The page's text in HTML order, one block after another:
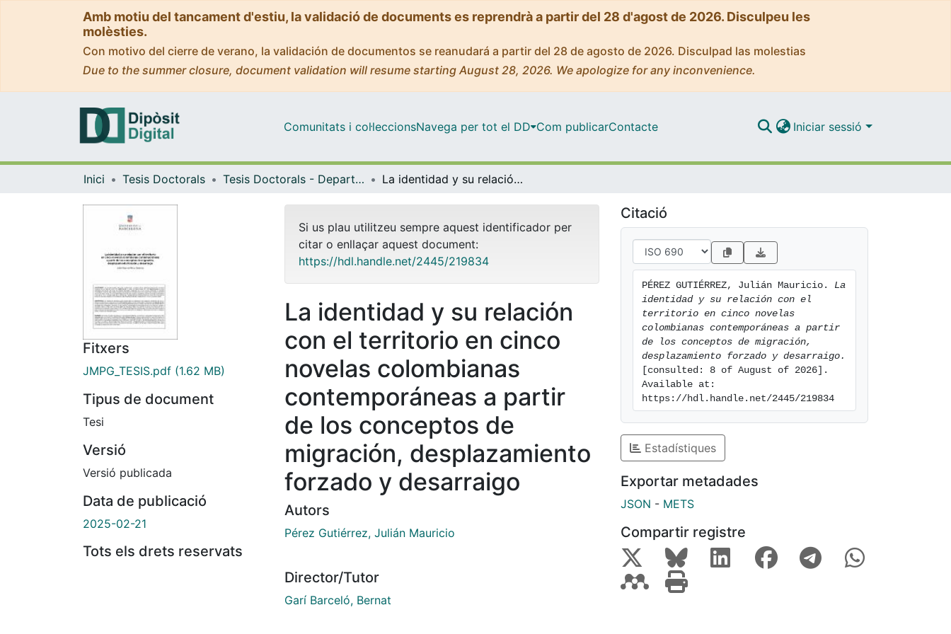
Amb motiu del tancament d'estiu, la validació de documents es reprendrà a partir del 28 d'agost de 2026. Disculpeu les
molèsties.
Con motivo del cierre de verano, la validación de documentos se reanudará a partir del 28 de agosto de 2026. Disculpad las molestias
Due to the summer closure, document validation will resume starting August 28, 2026. We apologize for any inconvenience.
Comunitats i col·leccionsNavega per tot el DD Com publicarContacte Iniciar sessió
Inici Tesis Doctorals Tesis Doctorals - Departament - Filologia Hispànica, Teoria de la Literatura i Comunicació La identidad y su relación con el territorio en cinco novelas colombianas contemporáneas a partir de los conceptos de migración, desplazamiento forzado y desarraigo
Fitxers
JMPG_TESIS.pdf (1.62 MB)
Tipus de document
Tesi
Versió
Versió publicada
Data de publicació
2025-02-21
Tots els drets reservats
Si us plau utilitzeu sempre aquest identificador per
citar o enllaçar aquest document:
https://hdl.handle.net/2445/219834
La identidad y su relación
con el territorio en cinco
novelas colombianas
contemporáneas a partir
de los conceptos de
migración, desplazamiento
forzado y desarraigo
Autors
Pérez Gutiérrez, Julián Mauricio
Director/Tutor
Garí Barceló, Bernat
Citació
PÉREZ GUTIÉRREZ, Julián Mauricio. La
identidad y su relación con el
territorio en cinco novelas
colombianas contemporáneas a partir
de los conceptos de migración,
desplazamiento forzado y desarraigo.
[consulted: 8 of August of 2026].
Available at:
https://hdl.handle.net/2445/219834
Estadístiques
Exportar metadades
JSON - METS
Compartir registre